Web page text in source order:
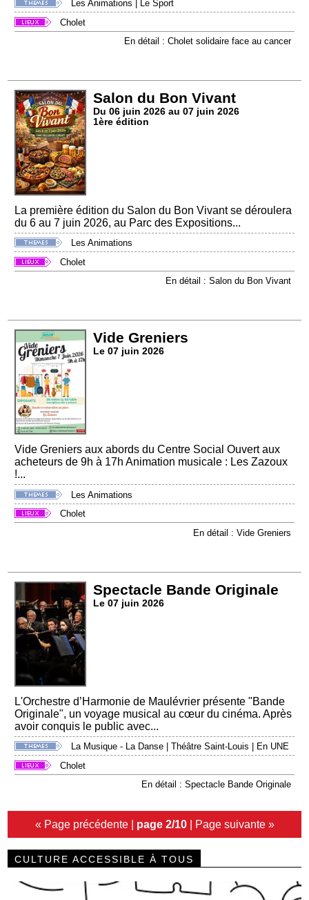
Les Animations
Le Sport
Cholet
En détail : Cholet solidaire face au cancer
Salon du Bon Vivant
Du 06 juin 2026 au 07 juin 2026
1ère édition
La première édition du Salon du Bon Vivant se déroulera
du 6 au 7 juin 2026, au Parc des Expositions...
Les Animations
Cholet
En détail : Salon du Bon Vivant
Vide Greniers
Le 07 juin 2026
Vide Greniers aux abords du Centre Social Ouvert aux
acheteurs de 9h à 17h Animation musicale : Les Zazoux
!...
Les Animations
Cholet
En détail : Vide Greniers
Spectacle Bande Originale
Le 07 juin 2026
L'Orchestre d’Harmonie de Maulévrier présente "Bande
Originale", un voyage musical au cœur du cinéma. Après
avoir conquis le public avec...
La Musique - La Danse |Théâtre Saint-Louis
En UNE
Cholet
En détail : Spectacle Bande Originale
« Page précédente| page 2/10| Page suivante »
CULTURE ACCESSIBLE À TOUS